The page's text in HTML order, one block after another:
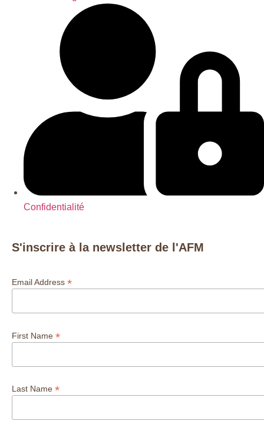
Confidentialité
S'inscrire à la newsletter de l'AFM
Email Address *
First Name *
Last Name *